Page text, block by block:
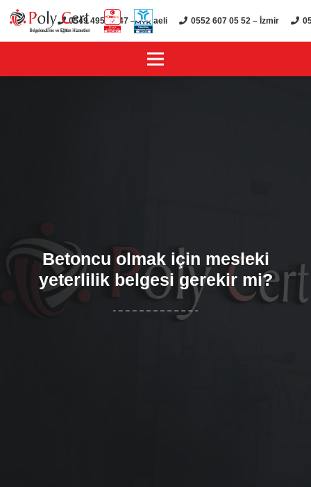
0549 495 01 47 – Kocaeli 0552 607 05 52 – İzmir
Betoncu olmak için mesleki
yeterlilik belgesi gerekir mi?